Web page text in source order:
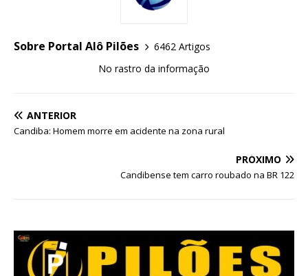
Sobre Portal Alô Pilões
6462 Artigos
No rastro da informação
ANTERIOR
Candiba: Homem morre em acidente na zona rural
PRÓXIMO
Candibense tem carro roubado na BR 122